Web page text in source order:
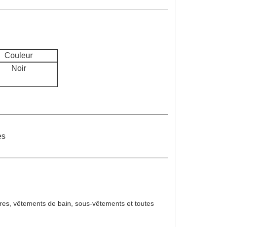
Couleur
Noir
vêtements de bain, sous-vêtements et toutes